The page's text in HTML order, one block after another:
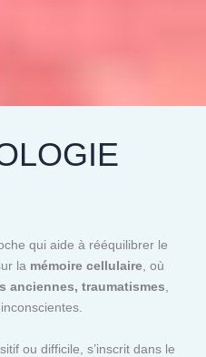
qui aide à rééquilibrer le
la mémoire cellulaire, où
anciennes, traumatismes,
ou difficile, s’inscrit dans le